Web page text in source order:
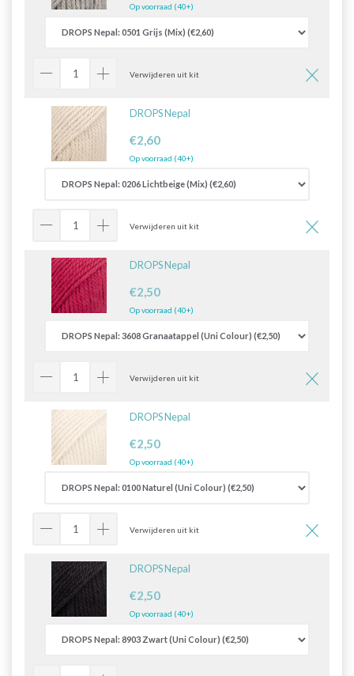
Op voorraad (40+)
Verwijderen uit kit
DROPS Nepal
€2,60
Op voorraad (40+)
Verwijderen uit kit
DROPS Nepal
€2,50
Op voorraad (40+)
Verwijderen uit kit
DROPS Nepal
€2,50
Op voorraad (40+)
Verwijderen uit kit
DROPS Nepal
€2,50
Op voorraad (40+)